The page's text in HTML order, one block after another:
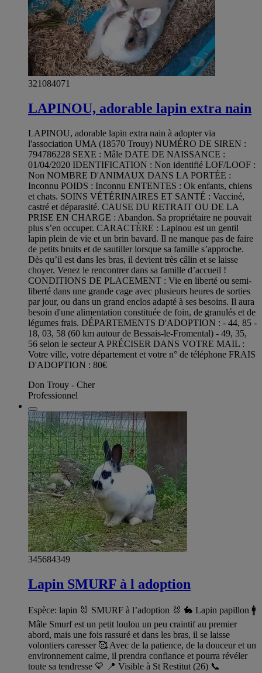
321084071
LAPINOU, adorable lapin extra nain
LAPINOU, adorable lapin extra nain à adopter via
l'association UMA (18570 Trouy) NUMÉRO DE SIREN :
794786228 SEXE : Mâle DATE DE NAISSANCE :
01/04/2020 IDENTIFICATION : Non identifié LOF/LOOF :
Non NOMBRE D'ANIMAUX DANS LA PORTÉE :
Inconnu POIDS : Inconnu ENTENTES : Ok enfants, chiens
et chats. SOINS VÉTÉRINAIRES ET SANTÉ : Vacciné,
castré et déparasité. CAUSE DU RETRAIT OU DE LA
PRISE EN CHARGE : Abandon. Sa propriétaire ne pouvait
plus s’en occuper. CARACTÈRE : Lapinou est un gentil
lapin plein de vie et un brin bavard. Il ne manque pas de faire
de petits bruits et de sautiller lorsque sa famille s’approche.
Dès qu’il est dans les bras, il devient très câlin et se laisse
choyer. Venez le rencontrer dans sa famille d’accueil !
CONDITIONS DE PLACEMENT : Vie en liberté ou semi-
liberté dans une grande cage avec plusieurs heures de sorties
par jour, ou dans un grand enclos adapté à ses besoins. Il aura
besoin d'une alimentation constituée de foin, de granulés et de
légumes frais. DÉPARTEMENTS D'ADOPTION : - 44, 85 -
18, 03, 58 (60 km autour de Bessais-le-Fromental) - 49, 35,
56 selon le secteur A PRÉCISER DANS VOTRE MAIL :
Votre ville, votre département et votre n° de téléphone FRAIS
D'ADOPTION : 80€
Don Trouy - Cher
Professionnel
345684349
Lapin SMURF à l adoption
Espèce: lapin 🐰 SMURF à l’adoption 🐰 🐇 Lapin papillon 🚹
Mâle Smurf est un petit loulou un peu craintif au premier
abord, mais une fois rassuré et dans les bras, il se laisse
volontiers caresser 🥰 Avec de la patience, de la douceur et un
environnement calme, il prendra confiance et pourra révéler
toute sa tendresse 💛 📍 Visible à St Restitut (26) 📞